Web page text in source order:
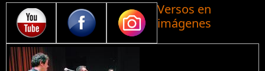
Versos en
imágenes